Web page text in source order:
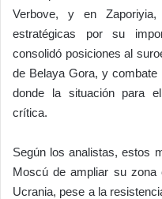
Verbove, y en
estratégicas por su
consolidó posiciones al
de Belaya Gora, y combate
donde la situación para
crítica.
Según los analistas, estos
Moscú de ampliar su zona
Ucrania, pese a la